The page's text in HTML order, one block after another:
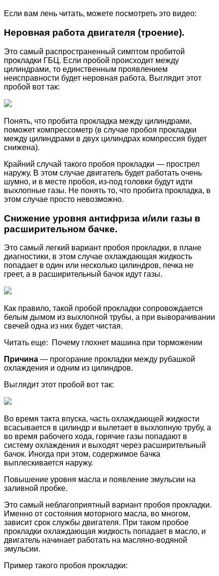
Если вам лень читать, можете посмотреть это видео:
Неровная работа двигателя (троение).
Это самый распространенный симптом пробитой
прокладки ГБЦ. Если пробой происходит между
цилиндрами, то единственным проявлением
неисправности будет неровная работа. Выглядит этот
пробой вот так:
Понять, что пробита прокладка между цилиндрами,
поможет компрессометр (в случае пробоя прокладки
между цилиндрами в двух цилиндрах компрессия будет
снижена).
Крайний случай такого пробоя прокладки — прострел
наружу. В этом случае двигатель будет работать очень
шумно, и в месте пробоя, из-под головки будут идти
выхлопные газы. Не понять то, что пробита прокладка, в
этом случае просто невозможно.
Снижение уровня антифриза и/или газы в
расширительном бачке.
Это самый легкий вариант пробоя прокладки, в плане
диагностики, в этом случае охлаждающая жидкость
попадает в один или несколько цилиндров, печка не
греет, а в расширительный бачок идут газы.
Как правило, такой пробой прокладки сопровождается
белым дымом из выхлопной трубы, а при выворачивании
свечей одна из них будет чистая.
Читать еще: Почему глохнет машина при торможении
Причина — прогорание прокладки между рубашкой
охлаждения и одним из цилиндров.
Выглядит этот пробой вот так:
Во время такта впуска, часть охлаждающей жидкости
всасывается в цилиндр и вылетает в выхлопную трубу, а
во время рабочего хода, горячие газы попадают в
систему охлаждения и выходят через расширительный
бачок. Иногда при этом, содержимое бачка
выплескивается наружу.
Повышение уровня масла и появление эмульсии на
заливной пробке.
Это самый неблагоприятный вариант пробоя прокладки.
Именно от состояния моторного масла, во многом,
зависит срок службы двигателя. При таком пробое
прокладки охлаждающая жидкость попадает в масло, и
двигатель начинает работать на масляно-водяной
эмульсии.
Пример такого пробоя прокладки: